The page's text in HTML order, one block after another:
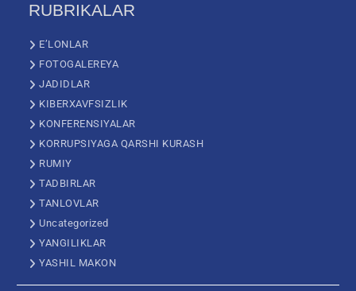
RUBRIKALAR
E’LONLAR
FOTOGALEREYA
JADIDLAR
KIBERXAVFSIZLIK
KONFERENSIYALAR
KORRUPSIYAGA QARSHI KURASH
RUMIY
TADBIRLAR
TANLOVLAR
Uncategorized
YANGILIKLAR
YASHIL MAKON